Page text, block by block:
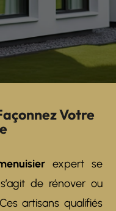
Votre
expert se
de rénover ou
artisans qualifiés